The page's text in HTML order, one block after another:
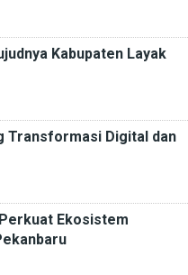
Kabupaten Layak
Transformasi Digital dan
Ekosistem